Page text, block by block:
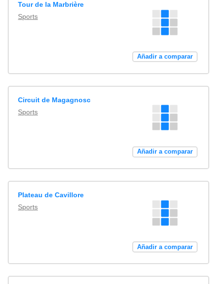
Tour de la Marbrière
Sports
Añadir a comparar
Circuit de Magagnosc
Sports
Añadir a comparar
Plateau de Cavillore
Sports
Añadir a comparar